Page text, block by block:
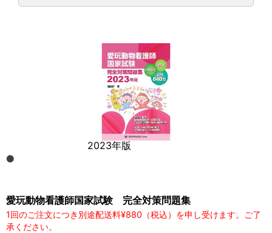
2023年版
愛玩動物看護師国家試験 完全対策問題集
1回のご注文につき別途配送料¥880（税込）を申し受けます。ご了
承ください。